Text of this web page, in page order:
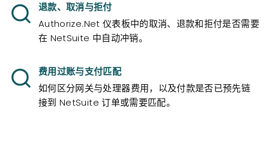
退款、取消与拒付
Authorize.Net 仪表板中的取消、退款和拒付是否需要
在 NetSuite 中自动冲销。
费用过账与支付匹配
如何区分网关与处理器费用，以及付款是否已预先链
接到 NetSuite 订单或需要匹配。